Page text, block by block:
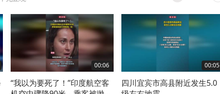
00:06
“我以为要死了！”印度航空客
00:05
四川宜宾市高县附近发生5.0